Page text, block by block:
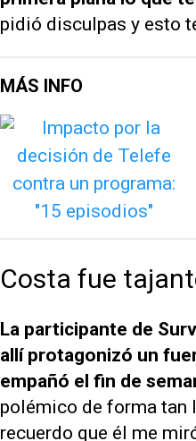
pidió disculpas y esto
MÁS INFO
Costa fue
La participante de
allí protagonizó un
empañó el fin de
polémico de forma tan
recuerdo que él me